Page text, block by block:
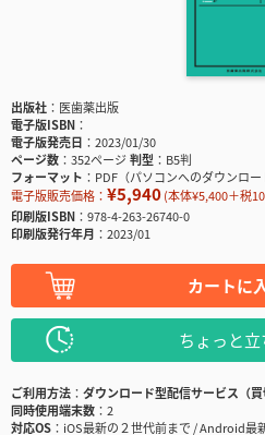
出版社
医歯薬出版
電子版ISBN
電子版発売日
2023/01/30
ページ数
352ページ判型
B5判
フォーマット
PDF（パソコンへのダウンロー
電子版販売価格： ¥5,940(本体¥5,400＋税
印刷版ISBN
978-4-263-26740-0
印刷版発行年月
2023/01
カートに
ちょっと
ご利用方法
ダウンロード型配信サービス（買
同時使用端末数
2
対応OS
iOS最新の２世代前まで / Android最